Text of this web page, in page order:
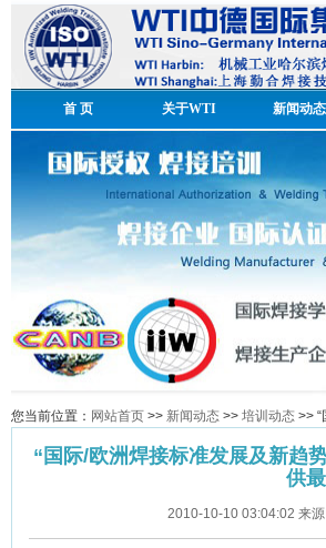
首 页 关于WTI 新闻动态
您当前位置： 网站首页 >> 新闻动态 >> 培训动态 >>
“国际/欧洲焊接标准发展及新趋
供
2010-10-10 03:04:02 来